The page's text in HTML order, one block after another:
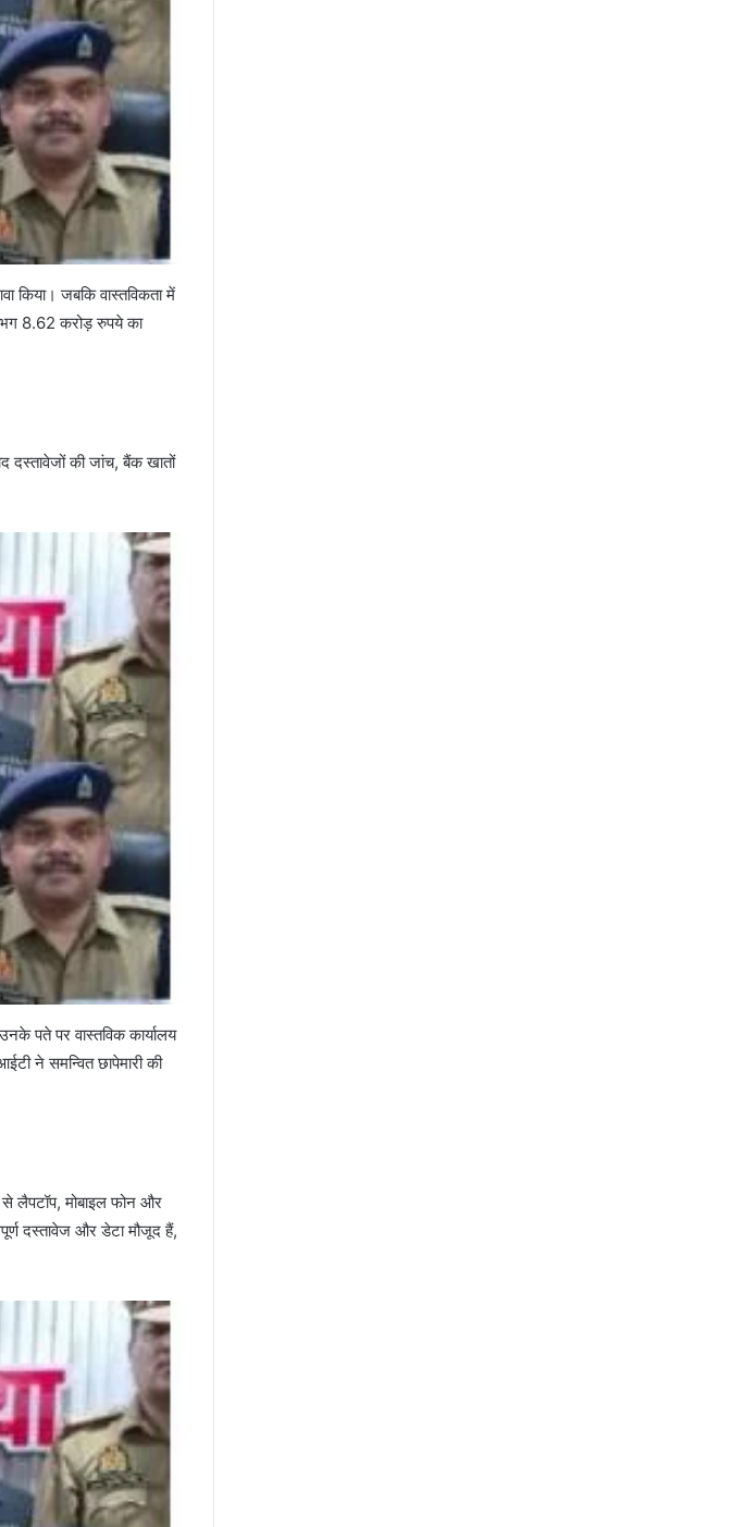
किया। जबकि वास्तविकता में
8.62 करोड़ रुपये का
दस्तावेजों की जांच, बैंक खातों
पते पर वास्तविक कार्यालय
ने समन्वित छापेमारी की
से लैपटॉप, मोबाइल फोन और
दस्तावेज और डेटा मौजूद हैं,